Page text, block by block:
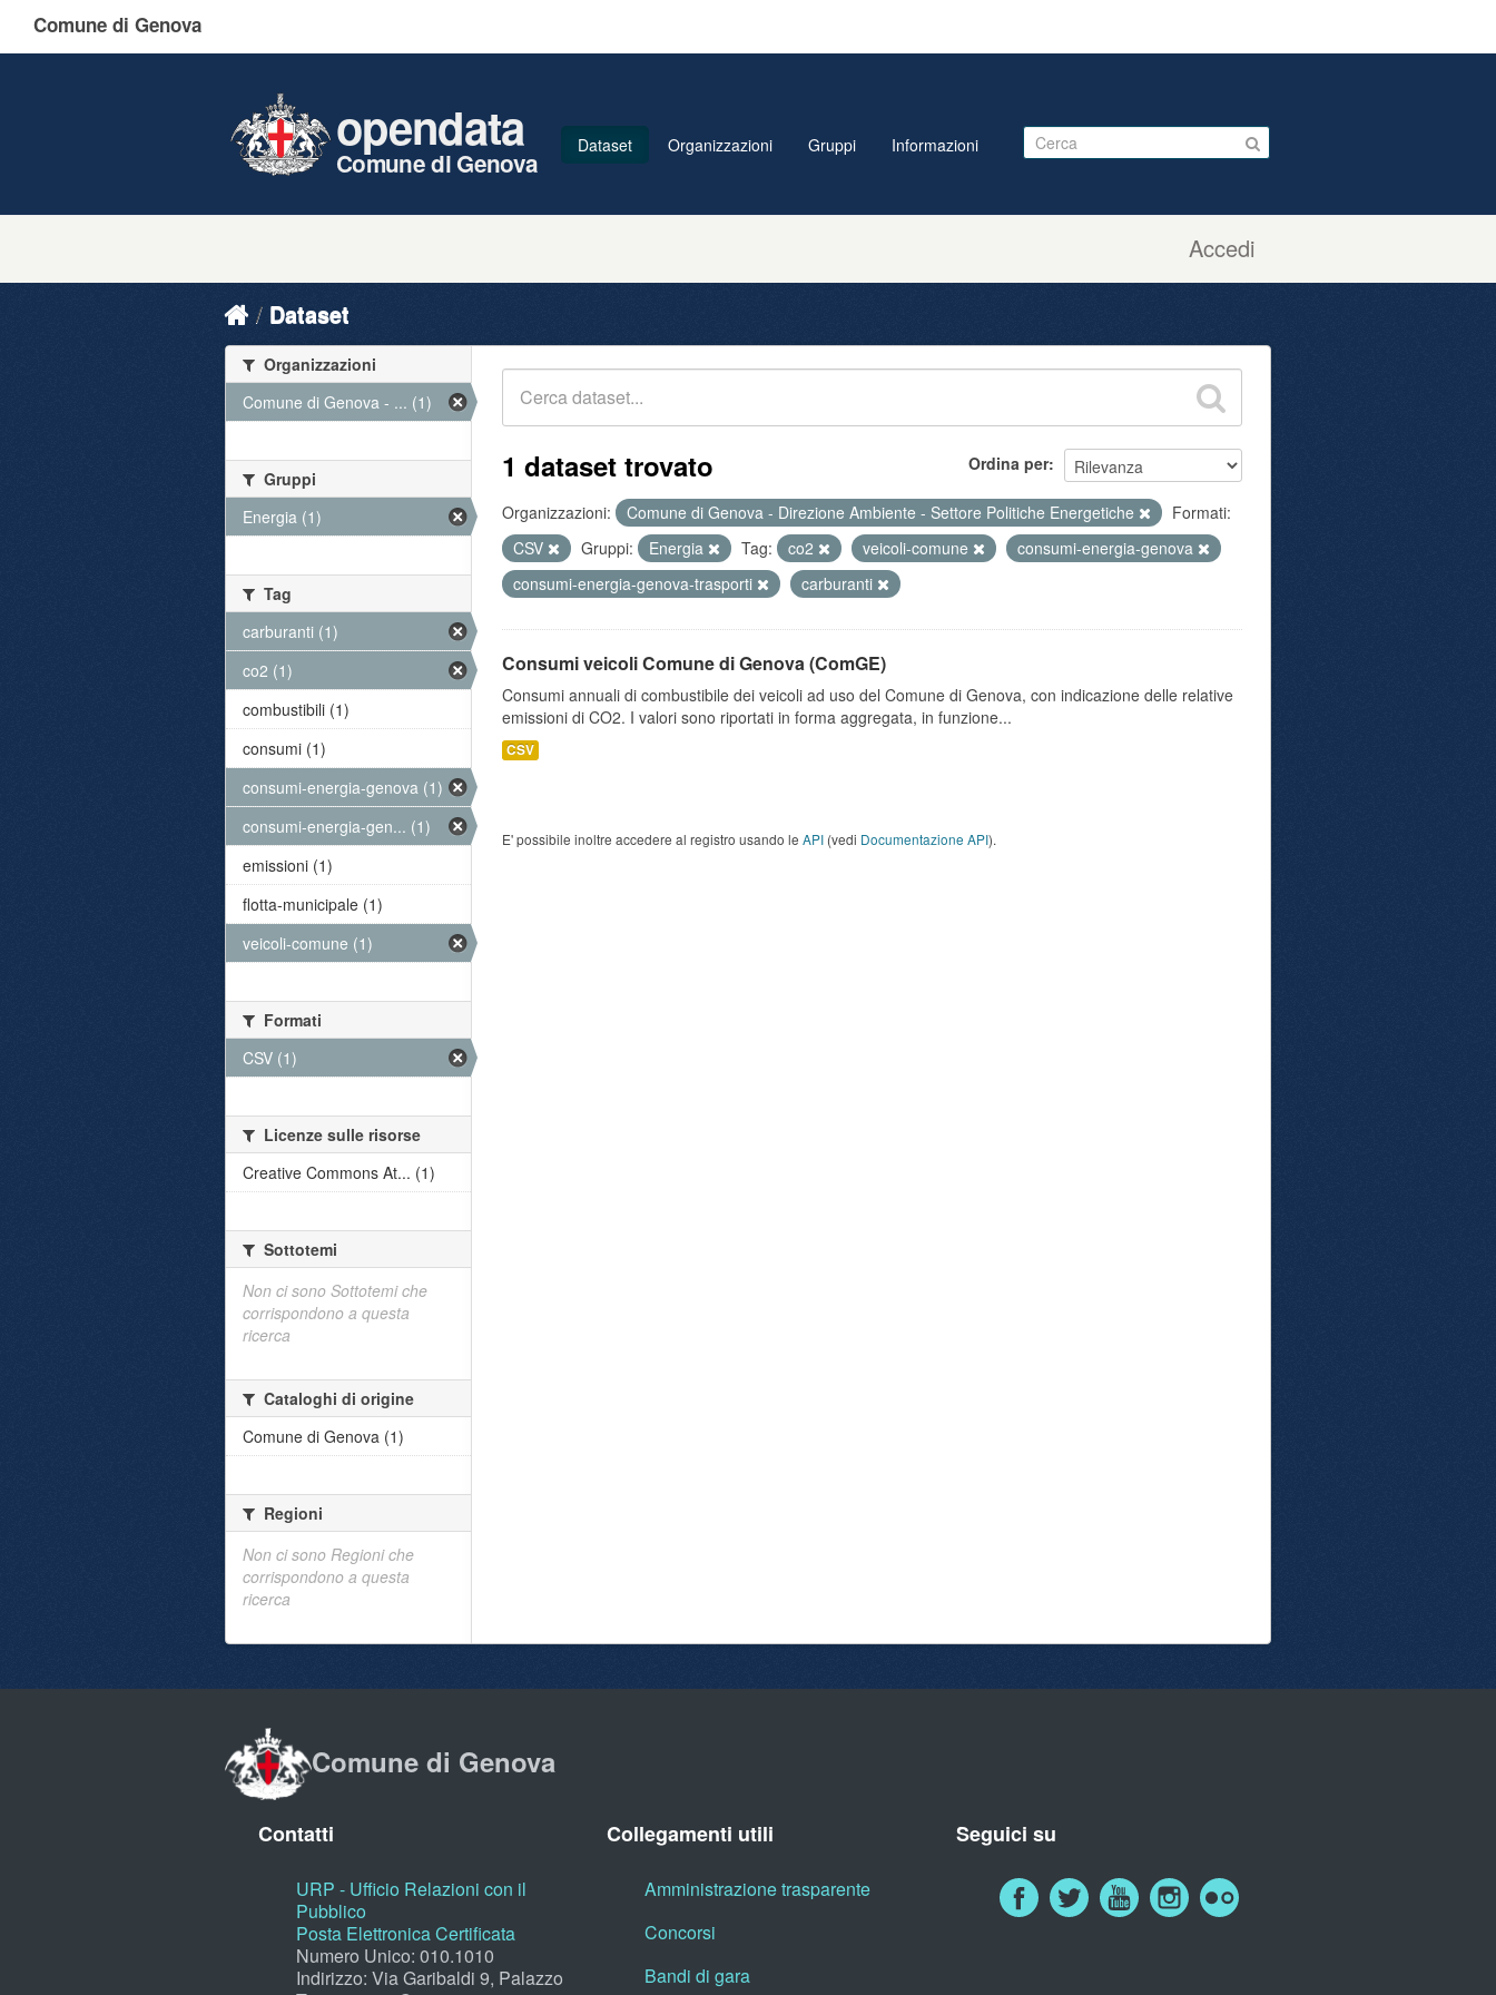
Comune di Genova
Accedi
opendata
Comune di Genova
Dataset Organizzazioni Gruppi Informazioni
Dataset
Ordina per
1 dataset trovato
Organizzazioni: Comune di Genova - Direzione Ambiente - Settore Politiche Energetiche
Formati:
CSV
Gruppi: Energia Tag: co2 veicoli-comune
consumi-energia-genova
consumi-energia-genova-trasporti
carburanti
Consumi veicoli Comune di Genova (ComGE)
Consumi annuali di combustibile dei veicoli ad uso del Comune di Genova, con indicazione delle relative
emissioni di CO2. I valori sono riportati in forma aggregata, in funzione...
CSV
E' possibile inoltre accedere al registro usando le API (vedi Documentazione API).
Organizzazioni
Comune di Genova - ... (1)
Gruppi
Energia (1)
Tag
carburanti (1)
co2 (1)
combustibili (1)
consumi (1)
consumi-energia-genova (1)
consumi-energia-gen... (1)
emissioni (1)
flotta-municipale (1)
veicoli-comune (1)
Formati
CSV (1)
Licenze sulle risorse
Creative Commons At... (1)
Sottotemi
Non ci sono Sottotemi che
corrispondono a questa
ricerca
Cataloghi di origine
Comune di Genova (1)
Regioni
Non ci sono Regioni che
corrispondono a questa
ricerca
Comune di Genova
Contatti
URP - Ufficio Relazioni con il
Pubblico
Posta Elettronica Certificata
Numero Unico: 010.1010
Indirizzo: Via Garibaldi 9, Palazzo
Collegamenti utili
Amministrazione trasparente
Concorsi
Bandi di gara
Seguici su